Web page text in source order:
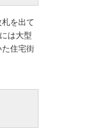
を出て
は大型
た住宅街